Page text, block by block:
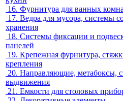
16. Фурнитура для ванных
17. Ведра для мусора, системы
хранения
18. Системы фиксации и
панелей
19. Крепежная фурнитура,
крепления
20. Направляющие, метабоксы,
выдвижения
21. Емкости для столовых